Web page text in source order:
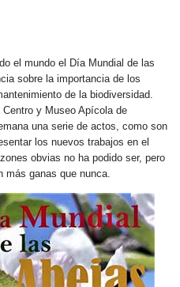
el mundo el Día Mundial de las
sobre la importancia de los
de la biodiversidad.
y Museo Apícola de
una serie de actos, como son
los nuevos trabajos en el
obvias no ha podido ser, pero
más ganas que nunca.